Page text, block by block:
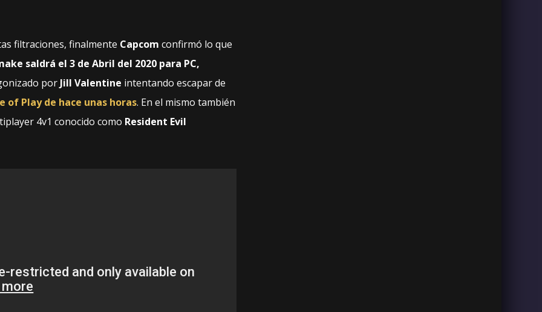
filtraciones, finalmente Capcom confirmó lo que
saldrá el 3 de Abril del 2020 para PC,
por Jill Valentine intentando escapar de
of Playde hace unas horas. En el mismo también
4v1 conocido como Resident Evil